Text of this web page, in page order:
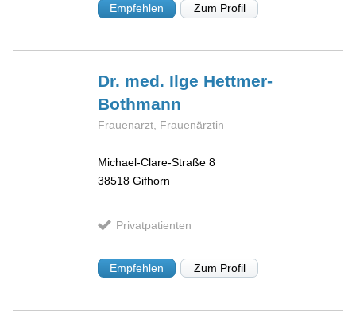
Empfehlen Zum Profil
Dr. med. Ilge Hettmer-
Bothmann
Frauenarzt, Frauenärztin
Michael-Clare-Straße 8
38518 Gifhorn
Privatpatienten
Empfehlen Zum Profil